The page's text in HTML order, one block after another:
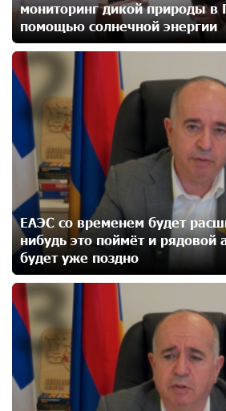
До 25% idcoin-ов при покупке
Idram&IDBank
Ucom и Microsoft Innovation
школьникам развивать
При поддержке Ucom в
солнечная станция мощностью
Юнибанк разыграет поездку
держателей карт Mastercard
Москва–Баку: есть
сохраняются. А мы что делаем?
мониторинг дикой природы в
помощью солнечной энергии
ЕАЭС со временем будет
нибудь это поймёт и рядовой
будет уже поздно
2
3